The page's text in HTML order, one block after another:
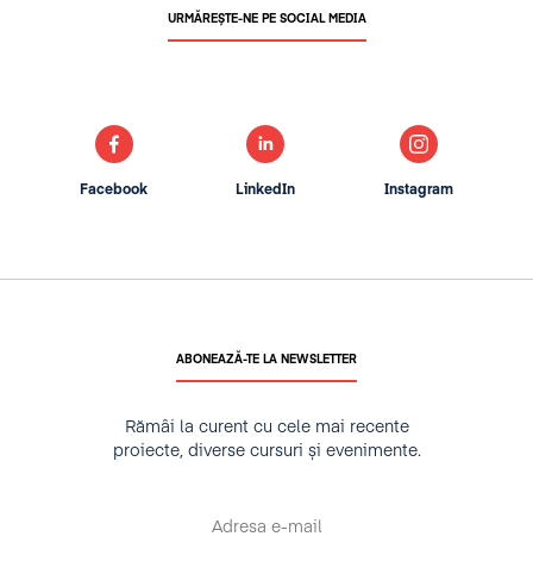
ABONEAZĂ-TE LA NEWSLETTER
Rămâi la curent cu cele mai recente
proiecte, diverse cursuri și evenimente.
URMĂREȘTE-NE PE SOCIAL MEDIA
Facebook LinkedIn Instagram